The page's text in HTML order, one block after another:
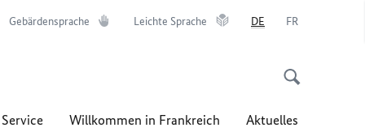
Gebärdensprache Leichte Sprache DE FR
Willkommen in Frankreich Aktuelles